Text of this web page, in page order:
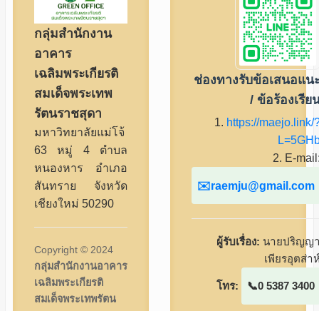
กลุ่มสำนักงาน
อาคาร
เฉลิมพระเกียรติ
สมเด็จพระเทพ
รัตนราชสุดา
มหาวิทยาลัยแม่โจ้
63 หมู่ 4 ตำบล
หนองหาร อำเภอ
สันทราย จังหวัด
เชียงใหม่ 50290
Copyright © 2024
กลุ่มสำนักงานอาคาร
เฉลิมพระเกียรติ
สมเด็จพระเทพรัตน
ช่องทางรับข้อเสนอแน
/ ข้อร้องเรีย
1. https://maejo.link/
2. E-
raemju@gmail.com
ผู้รับเรื่อง: นายปริญญ
เพียรอุตส่า
โทร: 0 5387 3400